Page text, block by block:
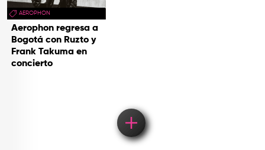
AEROPHON
Aerophon regresa a
Bogotá con Ruzto y
Frank Takuma en
concierto